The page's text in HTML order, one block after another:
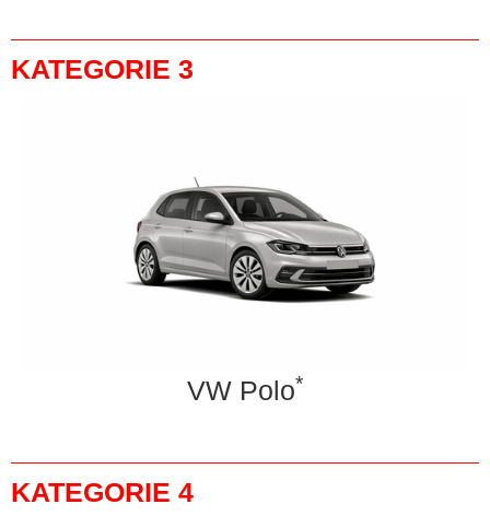
KATEGORIE 3
VW Polo*
KATEGORIE 4